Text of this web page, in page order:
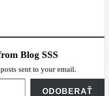
Blog SSS
sent to your email.
ODOBERAŤ